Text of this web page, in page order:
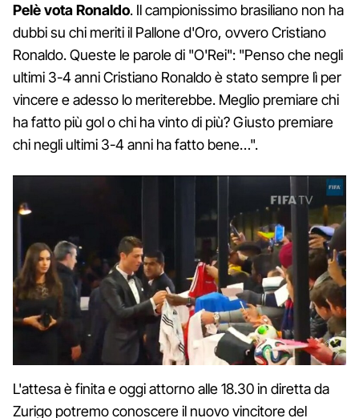
Pelè vota Ronaldo. Il campionissimo brasiliano non ha
dubbi su chi meriti il Pallone d'Oro, ovvero Cristiano
Ronaldo. Queste le parole di "O'Rei": "Penso che negli
ultimi 3-4 anni Cristiano Ronaldo è stato sempre lì per
vincere e adesso lo meriterebbe. Meglio premiare chi
ha fatto più gol o chi ha vinto di più? Giusto premiare
chi negli ultimi 3-4 anni ha fatto bene…".
L'attesa è finita e oggi attorno alle 18.30 in diretta da
Zurigo potremo conoscere il nuovo vincitore del